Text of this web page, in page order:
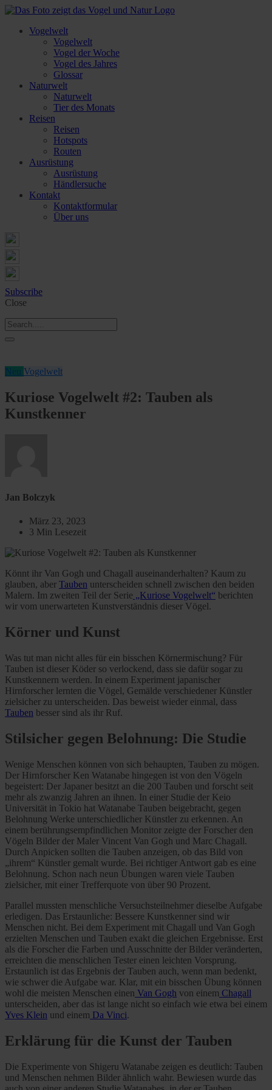
Vogelwelt
Vogelwelt
Vogel der Woche
Vogel des Jahres
Glossar
Naturwelt
Naturwelt
Tier des Monats
Reisen
Reisen
Hotspots
Routen
Ausrüstung
Ausrüstung
Händlersuche
Kontakt
Kontaktformular
Über uns
Subscribe
Close
Vogelwelt
Kuriose Vogelwelt #2: Tauben als
Kunstkenner
Jan Bolczyk
März 23, 2023
3 Min Lesezeit
Könnt ihr Van Gogh und Chagall auseinanderhalten? Kaum zu
glauben, aber Tauben unterscheiden schnell zwischen den beiden
Malern. Im zweiten Teil der Serie „Kuriose Vogelwelt“ berichten
wir vom unerwarteten Kunstverständnis dieser Vögel.
Körner und Kunst
Was tut man nicht alles für ein bisschen Körnermischung? Für
Tauben ist dieser Köder so verlockend, dass sie dafür sogar zu
Kunstkennern werden. In einem Experiment japanischer
Hirnforscher lernten die Vögel, Gemälde verschiedener Künstler
zielsicher zu unterscheiden. Das beweist wieder einmal, dass
Tauben besser sind als ihr Ruf.
Stilsicher gegen Belohnung: Die Studie
Wenige Menschen können von sich behaupten, Tauben zu mögen.
Der Hirnforscher Ken Watanabe hingegen ist von den Vögeln
begeistert: Der Japaner besitzt an die 200 Tauben und forscht seit
mehr als zwanzig Jahren an ihnen. In einer Studie der Keio
Universität in Tokio hat Watanabe Tauben beigebracht, gegen
Belohnung Werke unterschiedlicher Künstler zu erkennen. An
einem berührungsempfindlichen Monitor zeigte der Forscher den
Vögeln Bilder der Maler Vincent Van Gogh und Marc Chagall.
Durch Anpicken sollten die Tauben anzeigen, ob das Bild von
„ihrem“ Künstler gemalt wurde. Bei richtiger Antwort gab es eine
Belohnung. Schon nach neun Übungen waren viele Tauben
zielsicher, mit einer Trefferquote von über 90 Prozent.
Parallel mussten menschliche Versuchsteilnehmer dieselbe Aufgabe
erledigen. Das Erstaunliche: Bessere Kunstkenner sind wir
Menschen nicht. Bei dem Experiment mit Chagall und Van Gogh
erzielten Menschen und Tauben exakt die gleichen Ergebnisse. Erst
als die Forscher die Farben und Ausschnitte der Bilder veränderten,
erreichten die menschlichen Tester einen leichten Vorsprung.
Erstaunlich ist das Ergebnis der Tauben auch, wenn man bedenkt,
wie schwer die Aufgabe war. Klar, mit ein bisschen Übung können
wohl die meisten Menschen einen Van Gogh von einem Chagall
unterscheiden, aber das ist lange nicht so einfach wie etwa bei einem
Yves Klein und einem Da Vinci.
Erklärung für die Kunst der Tauben
Die Experimente von Shigeru Watanabe zeigen es deutlich: Tauben
und Menschen nehmen Bilder ähnlich wahr. Bewiesen wurde das